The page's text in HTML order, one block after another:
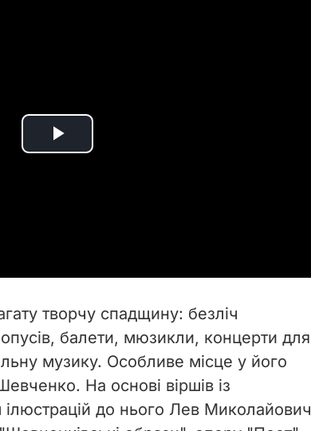
P
i
d
e
творчу спадщину: безліч
балети, мюзикли, концерти для
музику. Особливе місце у його
На основі віршів із
до нього Лев Миколайович